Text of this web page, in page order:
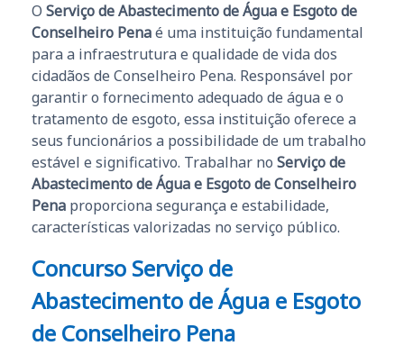
O Serviço de Abastecimento de Água e Esgoto de
Conselheiro Penaé uma instituição fundamental
para a infraestrutura e qualidade de vida dos
cidadãos de Conselheiro Pena. Responsável por
garantir o fornecimento adequado de água e o
tratamento de esgoto, essa instituição oferece a
seus funcionários a possibilidade de um trabalho
estável e significativo. Trabalhar no Serviço de
Abastecimento de Água e Esgoto de Conselheiro
Pena proporciona segurança e estabilidade,
características valorizadas no serviço público.
Concurso Serviço de
Abastecimento de Água e Esgoto
de Conselheiro Pena